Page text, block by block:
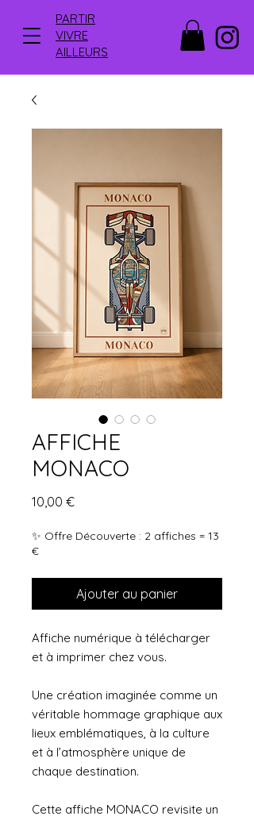
PARTIR
VIVRE
AILLEURS
AFFICHE
MONACO
10,00 €Prix
✨ Offre Découverte : 2 affiches = 13
€
Ajouter au panier
Affiche numérique à télécharger
et à imprimer chez vous.
Une création imaginée comme un
véritable hommage graphique aux
lieux emblématiques, à la culture
et à l’atmosphère unique de
chaque destination.
Cette affiche MONACO revisite un